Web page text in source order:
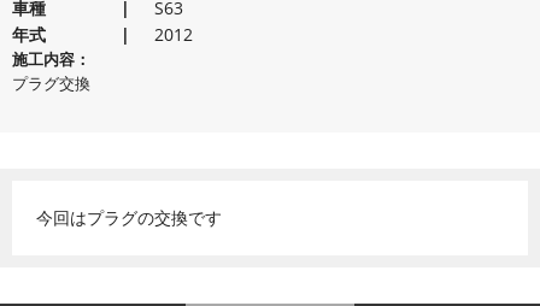
車種
S63
年式
2012
施工内容：
プラグ交換
今回はプラグの交換です